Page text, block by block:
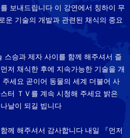
보내드립니다 이 강연에서 칭하이 무
운 기술의 개발과 관련된 채식의 중요
스승과 제자 사이를 함께 해주셔서 즐
저 채식한 후에 지속가능한 기술을 개
세요 곧이어 동물의 세계 더불어 사
터 ＴＶ를 계속 시청해 주세요 밝은
날이 되길 빕니다
께 해주셔서 감사합니다 내일 『먼저